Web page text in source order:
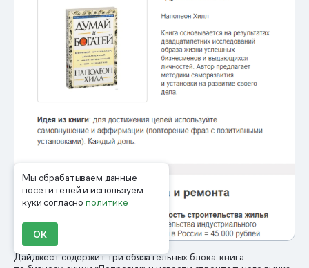
Мы обрабатываем данные
посетителей и используем
куки согласнополитике
ОК
Дайджест содержит три обязательных блока: книга